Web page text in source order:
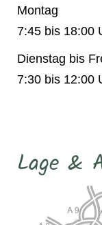
Montag
7:45 bis 18:00
Dienstag bis
7:30 bis 12:00
Lage &